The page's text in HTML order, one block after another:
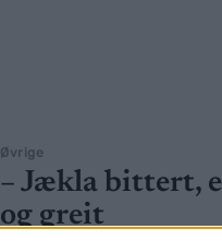
Øvrige
– Jækla bittert,
og greit